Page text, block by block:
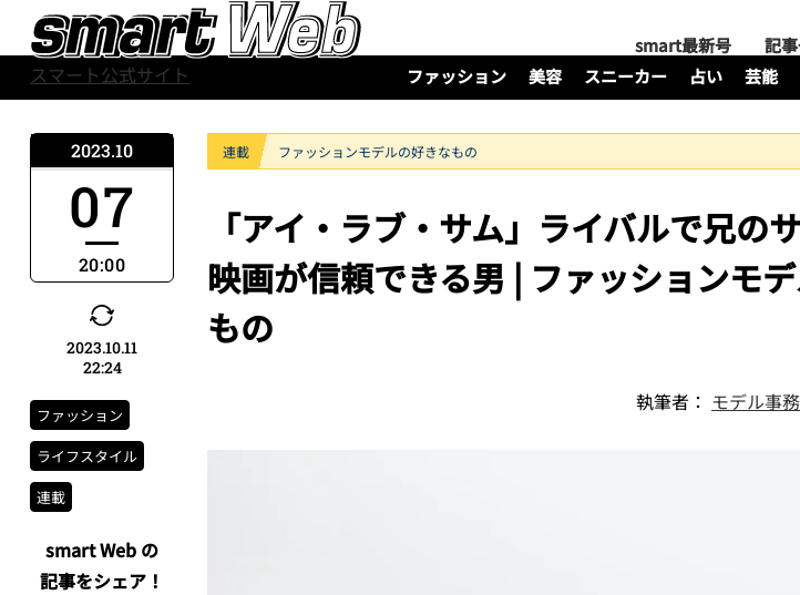
スマート公式サイト
smart最新号 記
ファッション
美容 スニーカー 占い 芸能
連載 ファッションモデルの好きなもの
「アイ・ラブ・サム」ライバルで兄の
映画が信頼できる男 | ファッションモ
もの
執筆者： モデル事
2023.10
07
20:00
2023.10.11
22:24
ファッション
ライフスタイル
連載
smart Web の
記事をシェア！